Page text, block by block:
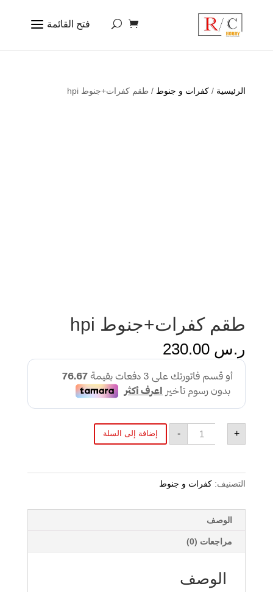
الرئيسية / كفرات و جنوط / طقم كفرات+جنوط hpi
طقم كفرات+جنوط hpi
ر.س
-
كمية
طقم
كفرات+جنوط
+ إضافة إلى السلة
التصنيف: كفرات و جنوط
الوصف
مراجعات (0)
الوصف